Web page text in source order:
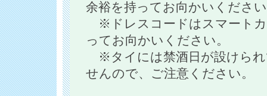
余裕を持ってお向かいくださ
※ドレスコードはスマート
ってお向かいください。
※タイには禁酒日が設けられ
せんので、ご注意ください。